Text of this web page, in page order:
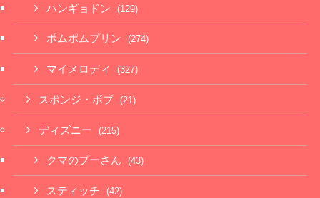
ハンギョドン (129)
ポムポムプリン (274)
マイメロディ (327)
スポンジ・ボブ (21)
ディズニー (215)
クマのプーさん (43)
スティッチ (42)